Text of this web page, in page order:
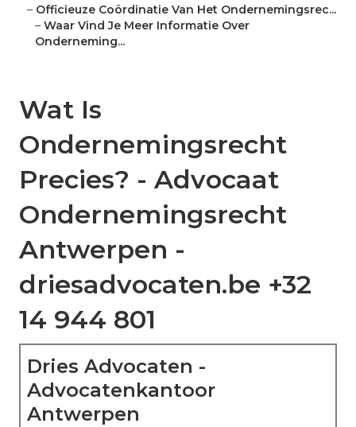
– Officieuze Coördinatie Van Het Ondernemingsrec...
– Waar Vind Je Meer Informatie Over
Onderneming...
Wat Is
Ondernemingsrecht
Precies? - Advocaat
Ondernemingsrecht
Antwerpen -
driesadvocaten.be +32
14 944 801
Dries Advocaten -
Advocatenkantoor
Antwerpen